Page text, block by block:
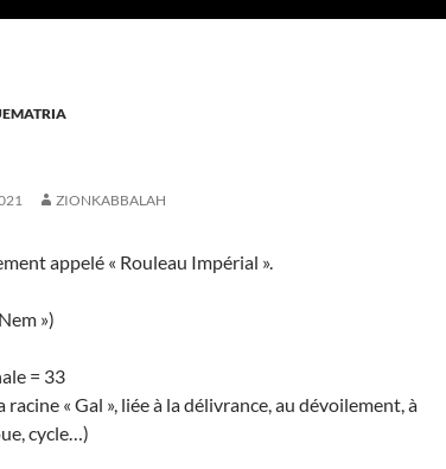
ZIONKABBALAH
appelé « Rouleau Impérial ».
»)
= 33
racine « Gal », liée à la délivrance, au dévoilement, à
cycle…)